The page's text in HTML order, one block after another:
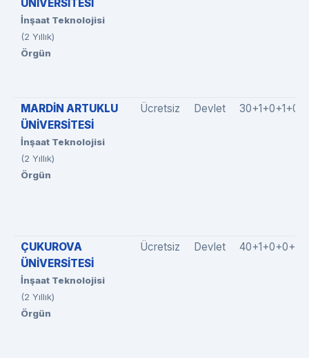
ÜNİVERSİTESİ
İnşaat Teknolojisi
(2 Yıllık)
Örgün
MARDİN ARTUKLU
ÜNİVERSİTESİ
İnşaat Teknolojisi
(2 Yıllık)
Örgün
Ücretsiz Devlet 30+1+0+1+0
ÇUKUROVA
ÜNİVERSİTESİ
İnşaat Teknolojisi
(2 Yıllık)
Örgün
Ücretsiz Devlet 40+1+0+0+4